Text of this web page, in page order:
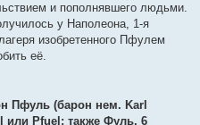
и пополнявшего людьми.
у Наполеона, 1-я
изобретенного Пфулем
её.
Пфуль (барон нем. Karl
Pfuel; также Фуль, 6